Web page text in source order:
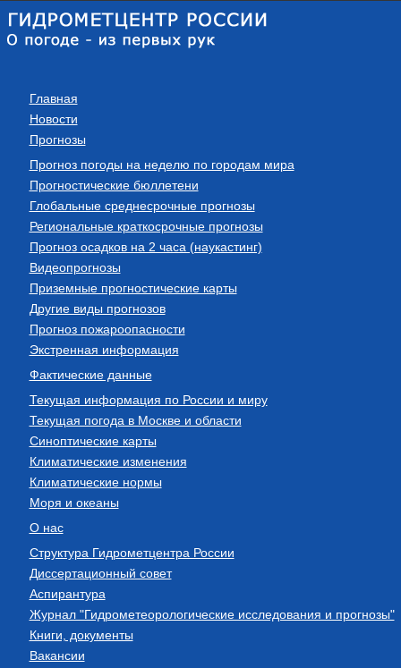
Главная
Новости
Прогнозы
Прогноз погоды на неделю по городам мира
Прогностические бюллетени
Глобальные среднесрочные прогнозы
Региональные краткосрочные прогнозы
Прогноз осадков на 2 часа (наукастинг)
Видеопрогнозы
Приземные прогностические карты
Другие виды прогнозов
Прогноз пожароопасности
Экстренная информация
Фактические данные
Текущая информация по России и миру
Текущая погода в Москве и области
Синоптические карты
Климатические изменения
Климатические нормы
Моря и океаны
О нас
Структура Гидрометцентра России
Диссертационный совет
Аспирантура
Журнал "Гидрометеорологические исследования и прогнозы"
Книги, документы
Вакансии